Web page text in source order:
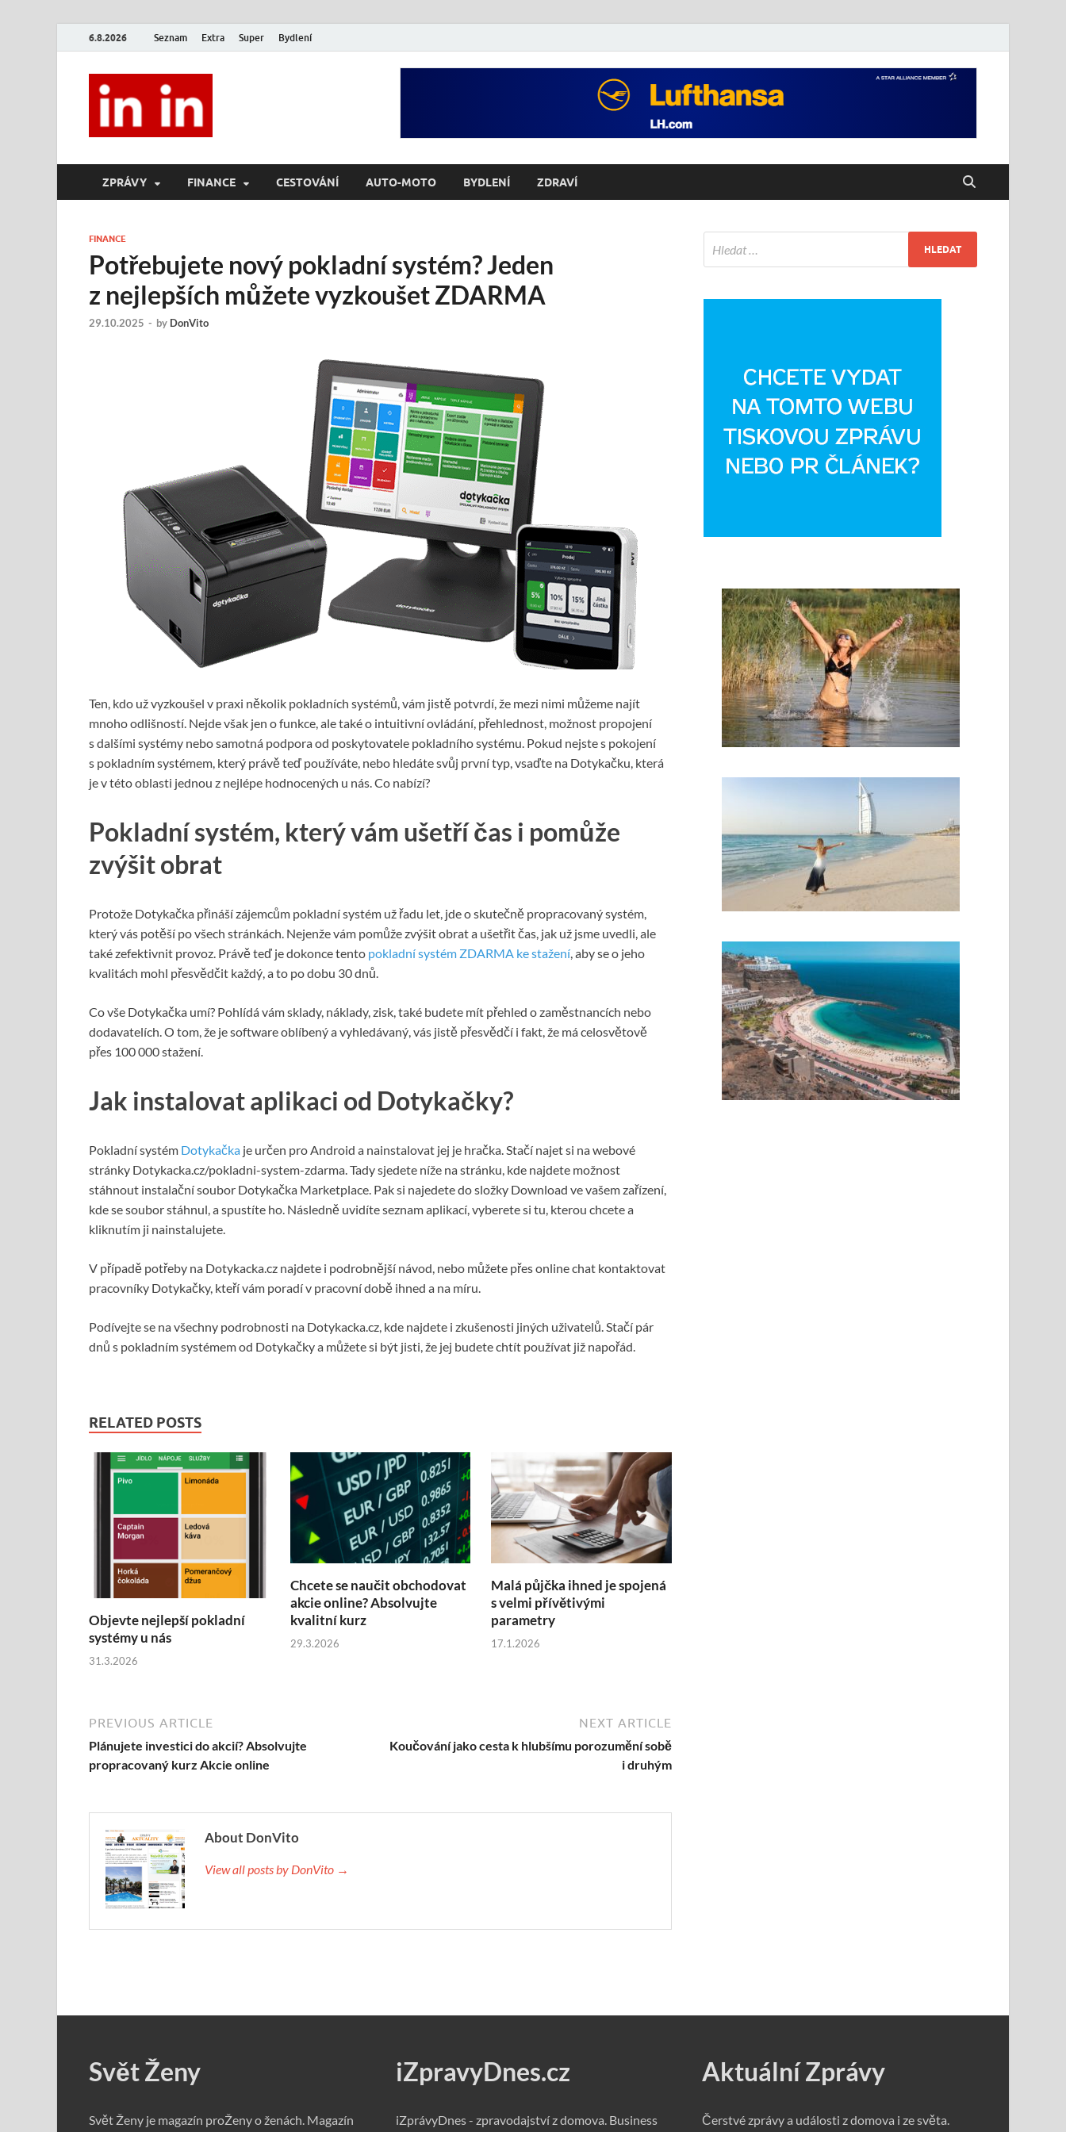
6.8.2026 Seznam Extra Super Bydlení
ZPRÁVY FINANCE CESTOVÁNÍ AUTO-MOTO BYDLENÍ ZDRAVÍ
FINANCE
Potřebujete nový pokladní systém? Jeden
z nejlepších můžete vyzkoušet ZDARMA
29.10.2025 - by DonVito
Ten, kdo už vyzkoušel v praxi několik pokladních systémů, vám jistě potvrdí, že mezi nimi můžeme najít
mnoho odlišností. Nejde však jen o funkce, ale také o intuitivní ovládání, přehlednost, možnost propojení
s dalšími systémy nebo samotná podpora od poskytovatele pokladního systému. Pokud nejste s pokojení
s pokladním systémem, který právě teď používáte, nebo hledáte svůj první typ, vsaďte na Dotykačku, která
je v této oblasti jednou z nejlépe hodnocených u nás. Co nabízí?
Pokladní systém, který vám ušetří čas i pomůže
zvýšit obrat
Protože Dotykačka přináší zájemcům pokladní systém už řadu let, jde o skutečně propracovaný systém,
který vás potěší po všech stránkách. Nejenže vám pomůže zvýšit obrat a ušetřit čas, jak už jsme uvedli, ale
také zefektivnit provoz. Právě teď je dokonce tento pokladní systém ZDARMA ke stažení, aby se o jeho
kvalitách mohl přesvědčit každý, a to po dobu 30 dnů.
Co vše Dotykačka umí? Pohlídá vám sklady, náklady, zisk, také budete mít přehled o zaměstnancích nebo
dodavatelích. O tom, že je software oblíbený a vyhledávaný, vás jistě přesvědčí i fakt, že má celosvětově
přes 100 000 stažení.
Jak instalovat aplikaci od Dotykačky?
Pokladní systém Dotykačka je určen pro Android a nainstalovat jej je hračka. Stačí najet si na webové
stránky Dotykacka.cz/pokladni-system-zdarma. Tady sjedete níže na stránku, kde najdete možnost
stáhnout instalační soubor Dotykačka Marketplace. Pak si najedete do složky Download ve vašem zařízení,
kde se soubor stáhnul, a spustíte ho. Následně uvidíte seznam aplikací, vyberete si tu, kterou chcete a
kliknutím ji nainstalujete.
V případě potřeby na Dotykacka.cz najdete i podrobnější návod, nebo můžete přes online chat kontaktovat
pracovníky Dotykačky, kteří vám poradí v pracovní době ihned a na míru.
Podívejte se na všechny podrobnosti na Dotykacka.cz, kde najdete i zkušenosti jiných uživatelů. Stačí pár
dnů s pokladním systémem od Dotykačky a můžete si být jisti, že jej budete chtít používat již napořád.
RELATED POSTS
Objevte nejlepší pokladní
systémy u nás
31.3.2026
Chcete se naučit obchodovat
akcie online? Absolvujte
kvalitní kurz
29.3.2026
Malá půjčka ihned je spojená
s velmi přívětivými
parametry
17.1.2026
PREVIOUS ARTICLE
Plánujete investici do akcií? Absolvujte
propracovaný kurz Akcie online
NEXT ARTICLE
Koučování jako cesta k hlubšímu porozumění sobě
i druhým
About DonVito
View all posts by DonVito →
Svět Ženy
Svět Ženy je magazín proŽeny o ženách. Magazín
iZpravyDnes.cz
iZprávyDnes - zpravodajství z domova. Business
Aktuální Zprávy
Čerstvé zprávy a události z domova i ze světa.